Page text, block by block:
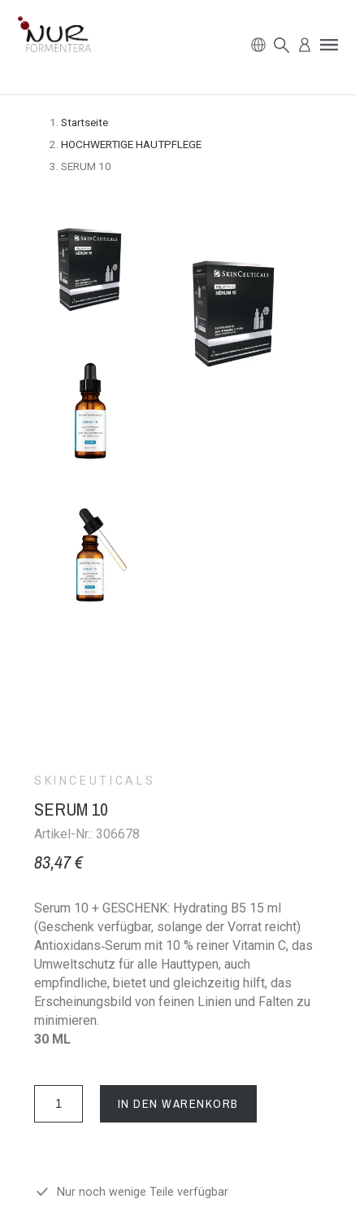
Startseite
HOCHWERTIGE HAUTPFLEGE
SERUM 10
SKINCEUTICALS
SERUM 10
Artikel-Nr.: 306678
83,47 €
Serum 10 + GESCHENK: Hydrating B5 15 ml
(Geschenk verfügbar, solange der Vorrat reicht)
Antioxidans‑Serum mit 10 % reiner Vitamin C, das
Umweltschutz für alle Hauttypen, auch
empfindliche, bietet und gleichzeitig hilft, das
Erscheinungsbild von feinen Linien und Falten zu
minimieren.
30 ML
IN DEN WARENKORB
Nur noch wenige Teile verfügbar